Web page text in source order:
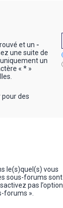
et un -
une suite de
un
« * »
pour des
le(s)quel(s) vous
sous-forums sont
pas l’option
forums ».